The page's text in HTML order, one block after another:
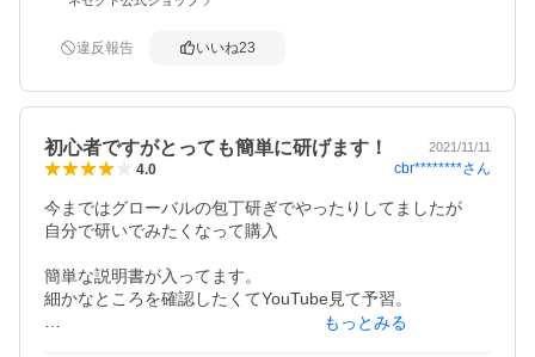
こまで絶賛するほどでもない気はしました。研ぐ人の技に
台所で研いだのですが、台座だけではちょっと滑りました
マトを切った時は、はっきり違いが分かって嬉しかったで
す。
違反報告 いいね23
初心者ですがとっても簡単に研げます！ 2021/11/11
4.0 cbr********さん
今まではグローバルの包丁研ぎでやったりしてましたが
自分で研いでみたくなって購入
簡単な説明書が入ってます。
細かなところを確認したくてYouTube見て予習。
もっとみる